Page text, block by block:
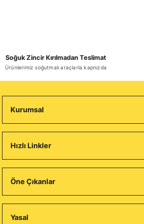
Soğuk Zincir Kırılmadan Teslimat
Ürünlerimiz soğutmalı araçlarla kapnızda
Kurumsal
Hızlı Linkler
Öne Çıkanlar
Yasal